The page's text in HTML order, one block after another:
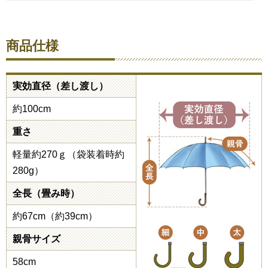
商品仕様
実効直径（差し渡し）
約100cm
重さ
軽量約270ｇ（袋装着時約
280g）
全長（畳み時）
約67cm（約39cm）
親骨サイズ
58cm